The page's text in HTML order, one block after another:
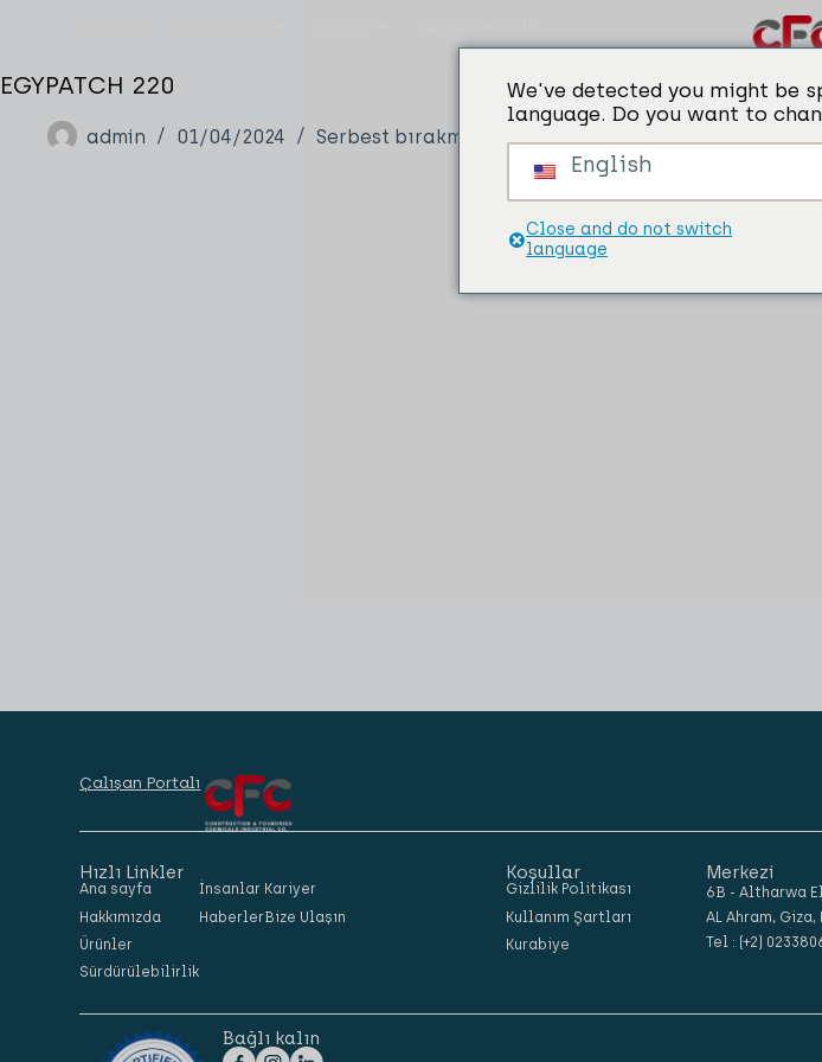
EGYPATCH 220
admin 01/04/2024 Serbest bırakma ve ayırma ajanı
Çalışan Portalı
Hızlı Linkler
Ana sayfa
Hakkımızda
Ürünler
Sürdürülebilirlik
İnsanlar
Haberler
Kariyer
Bize Ulaşın
Koşullar
Gizlilik Politikası
Kullanım Şartları
Kurabiye
Merkezi
6B - Altharwa
AL Ahram, Giza,
Tel : (+2)
Bağlı kalın
We've detected you might be
language. Do you want to
English
Close and do not switch
language